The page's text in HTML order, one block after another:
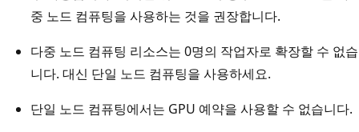
중 노드 컴퓨팅을 사용하는 것을 권장합니다.
다중 노드 컴퓨팅 리소스는 0명의 작업자로 확장할 수 없습
니다. 대신 단일 노드 컴퓨팅을 사용하세요.
단일 노드 컴퓨팅에서는 GPU 예약을 사용할 수 없습니다.